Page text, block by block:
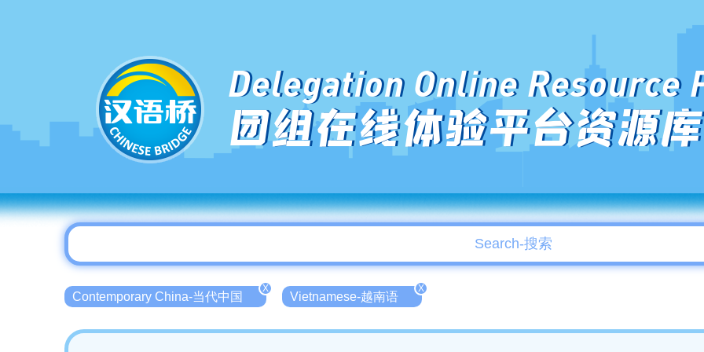
Delegation Online Resource
团组在线体验平台资源库
Contemporary China-当代中国
X
Vietnamese-越南语
X